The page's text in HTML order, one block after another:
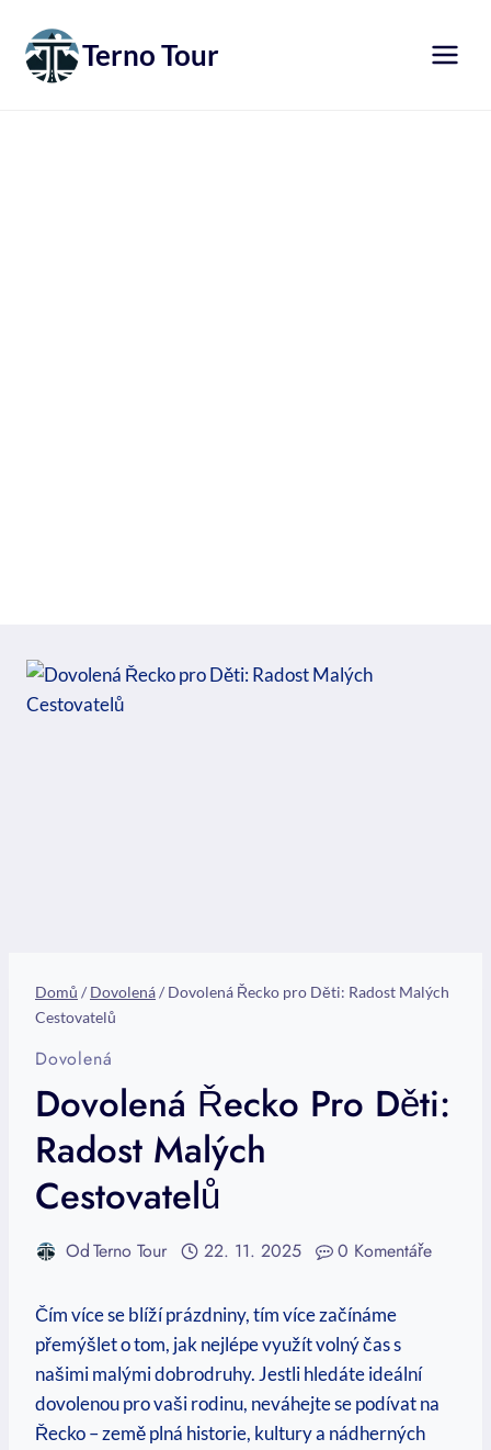
obsah
Terno Tour
Domů / Dovolená/ Dovolená Řecko pro Děti: Radost Malých
Cestovatelů
Dovolená
Dovolená Řecko Pro Děti:
Radost Malých
Cestovatelů
OdTerno Tour 22. 11. 2025 0 Komentáře
Čím více se blíží prázdniny, tím více začínáme
přemýšlet o tom, jak ​nejlépe využít volný čas‍ s
našimi malými dobrodruhy. Jestli hledáte ideální
dovolenou pro vaši rodinu,⁤ neváhejte se podívat na
Řecko – země plná historie, kultury a nádherných